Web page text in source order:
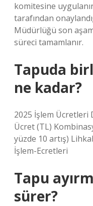
komitesine
tarafından
Müdürlüğü son
süreci tamamlanır.
Tapuda
ne kadar?
2025 İşlem Ücretleri
Ücret (TL)
yüzde 10 artış)
İşlem-Ecretleri
Tapu
sürer?